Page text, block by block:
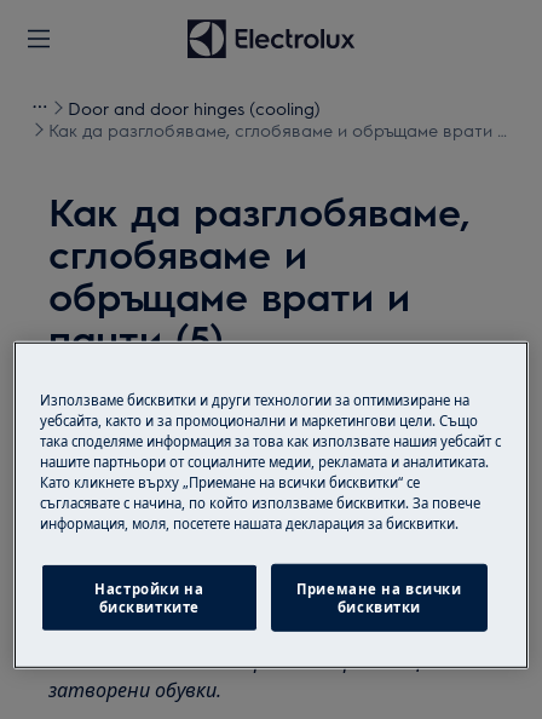
Door and door hinges (cooling)
Как да разглобяваме, сглобяваме и обръщаме врати и
Как да разглобяваме,
сглобяваме и
обръщаме врати и
панти (5)
Решение
Преди всяка операция по поддръжката
деактивирайте уреда и изключете щепсела от
контакта.
за тежки уреди е необходимо да го преместят
двама души.
Винаги използвайте предпазни ръкавици и
затворени обувки.
Използваме бисквитки и други технологии за оптимизиране на
уебсайта, както и за промоционални и маркетингови цели. Също
така споделяме информация за това как използвате нашия уебсайт с
нашите партньори от социалните медии, рекламата и аналитиката.
Като кликнете върху „Приемане на всички бисквитки“ се
съгласявате с начина, по който използваме бисквитки. За повече
информация, моля, посетете нашата декларация за бисквитки.
Настройки на
бисквитките
Приемане на всички
бисквитки